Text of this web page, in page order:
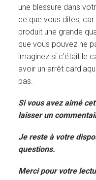
une blessure dans
ce que vous dites,
produit une grande
que vous pouvez ne
imaginez si c’était le
avoir un arrêt
pas.
Si vous avez aimé
laisser un
Je reste à votre
questions.
Merci pour votre